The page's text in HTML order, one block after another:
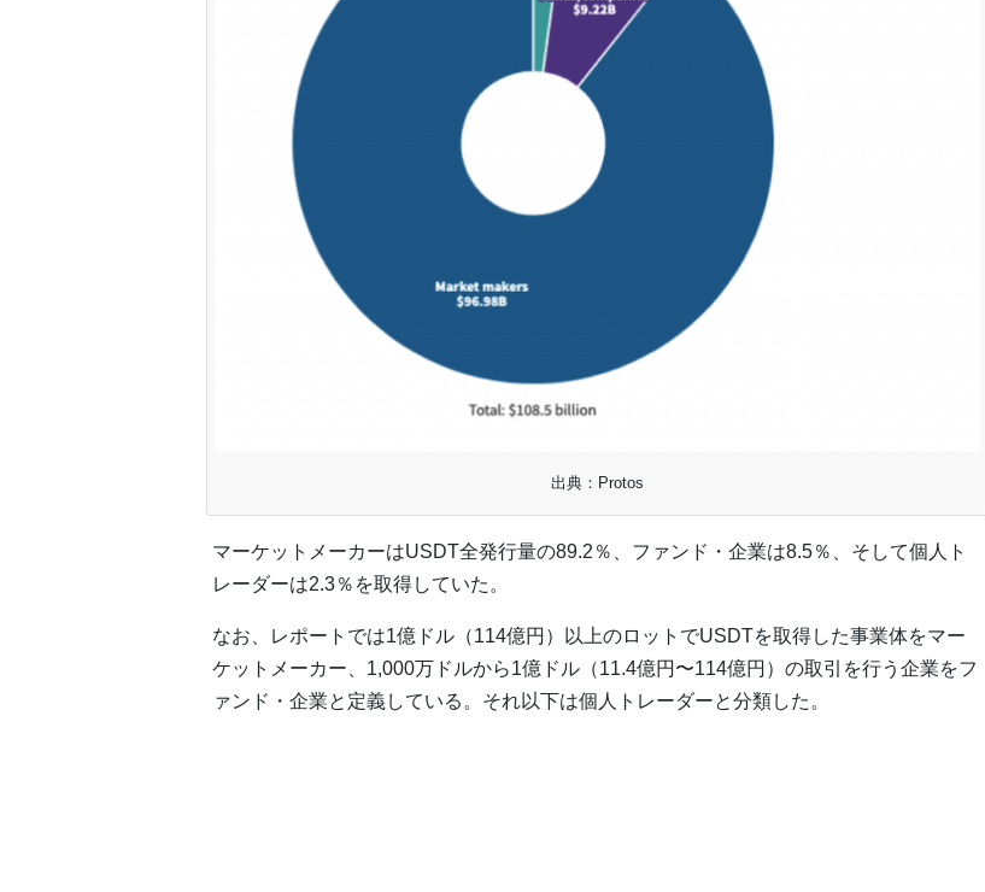
出典：Protos
マーケットメーカーはUSDT全発行量の89.2％、ファンド・企業は8.5％、そして個人ト
レーダーは2.3％を取得していた。
なお、レポートでは1億ドル（114億円）以上のロットでUSDTを取得した事業体をマー
ケットメーカー、1,000万ドルから1億ドル（11.4億円〜114億円）の取引を行う企業をフ
ァンド・企業と定義している。それ以下は個人トレーダーと分類した。